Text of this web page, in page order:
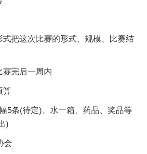
把这次比赛的形式、规模、比赛结
完后一周内
条(待定)、水一箱、药品、奖品等
)
会